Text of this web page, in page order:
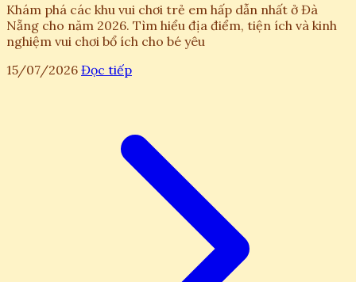
Khám phá các khu vui chơi trẻ em hấp dẫn nhất ở Đà
Nẵng cho năm 2026. Tìm hiểu địa điểm, tiện ích và kinh
nghiệm vui chơi bổ ích cho bé yêu
15/07/2026 Đọc tiếp